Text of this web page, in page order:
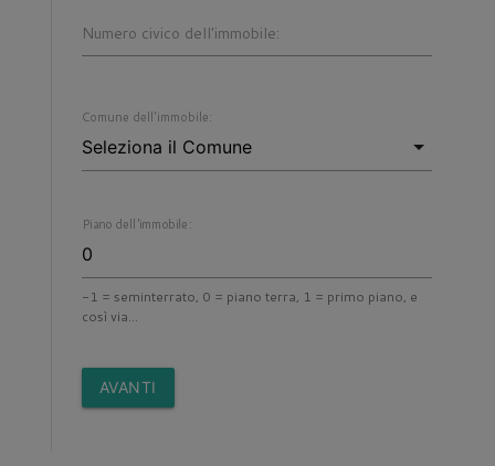
Numero civico dell'immobile:
Comune dell'immobile:
Piano dell'immobile:
-1 = seminterrato, 0 = piano terra, 1 = primo piano, e
così via...
AVANTI